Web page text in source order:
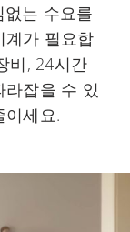
는 수요를
계가 필요합
비, 24시간
잡을 수 있
이세요.